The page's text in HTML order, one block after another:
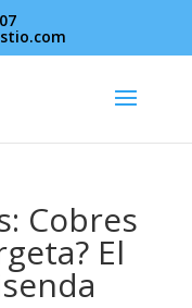
Cobres
El